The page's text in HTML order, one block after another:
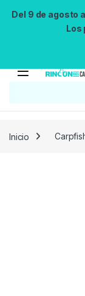
Del 9 de agosto
Los